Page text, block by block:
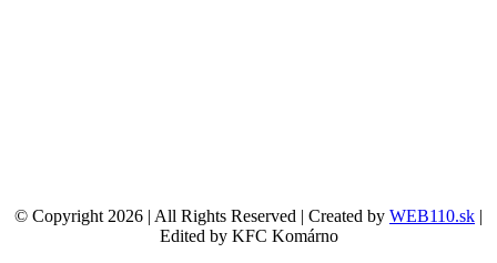
© Copyright 2026 | All Rights Reserved | Created by WEB110.sk |
Edited by KFC Komárno